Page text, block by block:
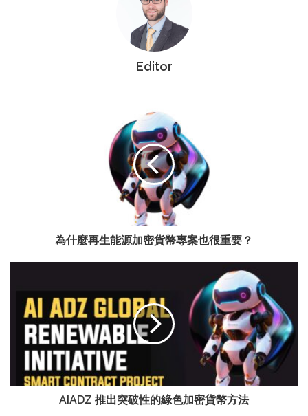
Editor
為什麼再生能源加密貨幣專案也很重要？
AIADZ 推出突破性的綠色加密貨幣方法